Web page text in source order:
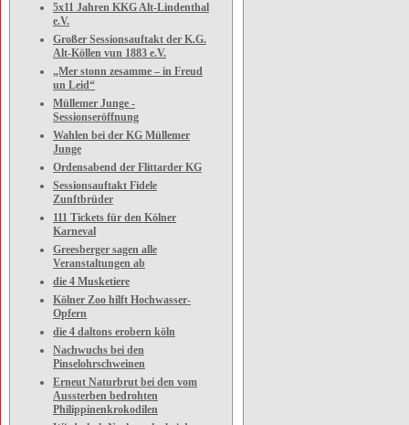
5x11 Jahren KKG Alt-Lindenthal
e.V.
Großer Sessionsauftakt der K.G.
Alt-Köllen vun 1883 e.V.
„Mer stonn zesamme – in Freud
un Leid“
Müllemer Junge -
Sessionseröffnung
Wahlen bei der KG Müllemer
Junge
Ordensabend der Flittarder KG
Sessionsauftakt Fidele
Zunftbrüder
111 Tickets für den Kölner
Karneval
Greesberger sagen alle
Veranstaltungen ab
die 4 Musketiere
Kölner Zoo hilft Hochwasser-
Opfern
die 4 daltons erobern köln
Nachwuchs bei den
Pinselohrschweinen
Erneut Naturbrut bei den vom
Aussterben bedrohten
Philippinenkrokodilen